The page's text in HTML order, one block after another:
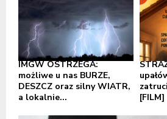
IMGW OSTRZEGA:
możliwe u nas BURZE,
DESZCZ oraz silny WIATR,
a lokalnie...
[FILM]